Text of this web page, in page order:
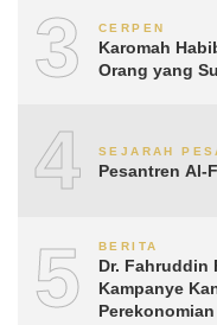
3 CERPEN
Karomah
Orang yang
4 SEJARAH
Pesantren Al-
5 BERITA
Dr. Fahruddin
Kampanye